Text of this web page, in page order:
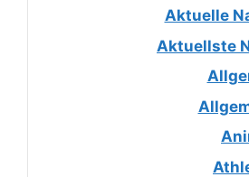
Aktuelle
Aktuellste